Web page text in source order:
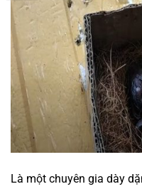
Là một chuyên gia dày